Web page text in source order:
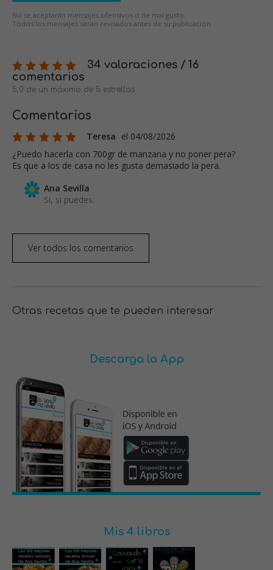
No se aceptarán mensajes ofensivos o de mal gusto.
Todos los mensajes serán revisados antes de su publicación.
34 valoraciones / 16
comentarios
5,0 de un máximo de 5 estrellas
Comentarios
Teresa el 04/08/2026
¿Puedo hacerla con 700gr de manzana y no poner pera?
Es que a los de casa no les gusta demasiado la pera.
Ana Sevilla
Si, si puedes.
Ver todos los comentarios
Otras recetas que te pueden interesar
Descarga la App
Mis 4 libros